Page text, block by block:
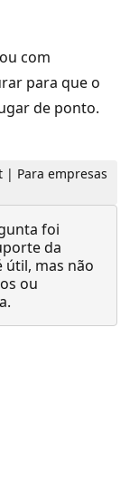
com
para que o
de ponto.
| Para empresas
foi
da
útil, mas não
ou